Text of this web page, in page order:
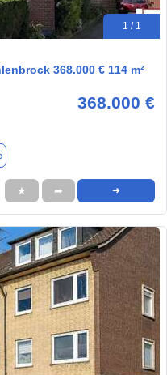
1 / 1
368.000 € 114 m²
368.000 €
★ ➦ ➜